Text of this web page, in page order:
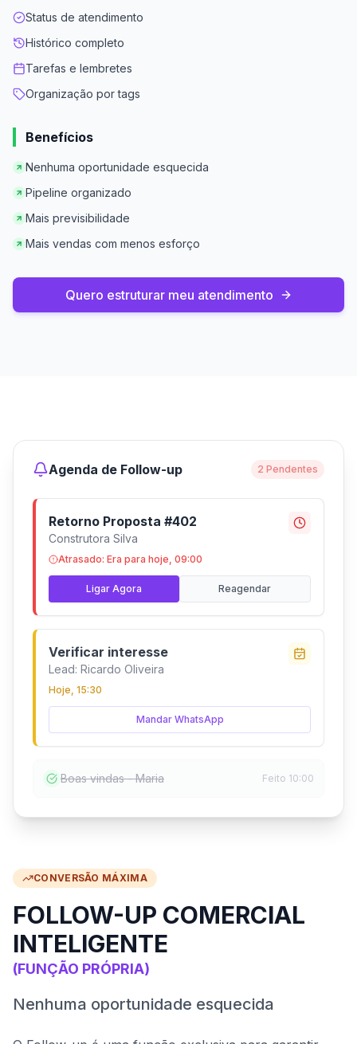
Status de atendimento
Histórico completo
Tarefas e lembretes
Organização por tags
Benefícios
Nenhuma oportunidade esquecida
Pipeline organizado
Mais previsibilidade
Mais vendas com menos esforço
Quero estruturar meu atendimento
Agenda de Follow-up 2 Pendentes
Retorno Proposta #402
Construtora Silva
Atrasado: Era para hoje, 09:00
Ligar Agora Reagendar
Verificar interesse
Lead: Ricardo Oliveira
Hoje, 15:30
Mandar WhatsApp
Boas vindas - Maria Feito 10:00
CONVERSÃO MÁXIMA
FOLLOW-UP COMERCIAL
INTELIGENTE
(FUNÇÃO PRÓPRIA)
Nenhuma oportunidade esquecida